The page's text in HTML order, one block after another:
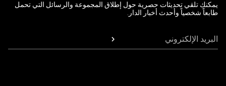
يمكنك تلقي تحديثات حصرية حول إطلاق المجموعة والرسائل التي تحمل
طابعاً شخصياً وأحدث أخبار الدار.
البريد الإلكتروني